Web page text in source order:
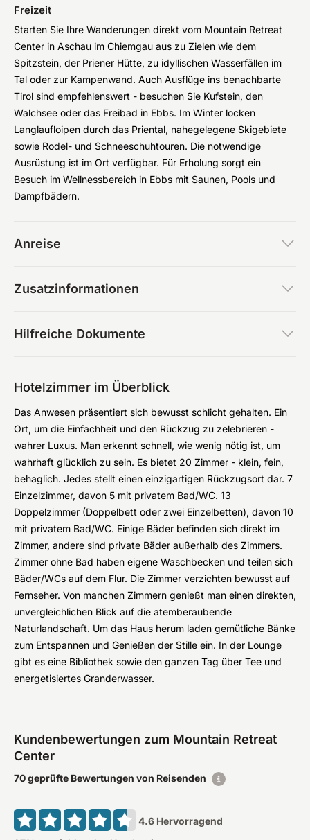
Freizeit
Starten Sie Ihre Wanderungen direkt vom Mountain Retreat
Center in Aschau im Chiemgau aus zu Zielen wie dem
Spitzstein, der Priener Hütte, zu idyllischen Wasserfällen im
Tal oder zur Kampenwand. Auch Ausflüge ins benachbarte
Tirol sind empfehlenswert - besuchen Sie Kufstein, den
Walchsee oder das Freibad in Ebbs. Im Winter locken
Langlaufloipen durch das Priental, nahegelegene Skigebiete
sowie Rodel- und Schneeschuhtouren. Die notwendige
Ausrüstung ist im Ort verfügbar. Für Erholung sorgt ein
Besuch im Wellnessbereich in Ebbs mit Saunen, Pools und
Dampfbädern.
Anreise
Zusatzinformationen
Hilfreiche Dokumente
Hotelzimmer im Überblick
Das Anwesen präsentiert sich bewusst schlicht gehalten. Ein
Ort, um die Einfachheit und den Rückzug zu zelebrieren -
wahrer Luxus. Man erkennt schnell, wie wenig nötig ist, um
wahrhaft glücklich zu sein. Es bietet 20 Zimmer - klein, fein,
behaglich. Jedes stellt einen einzigartigen Rückzugsort dar. 7
Einzelzimmer, davon 5 mit privatem Bad/WC. 13
Doppelzimmer (Doppelbett oder zwei Einzelbetten), davon 10
mit privatem Bad/WC. Einige Bäder befinden sich direkt im
Zimmer, andere sind private Bäder außerhalb des Zimmers.
Zimmer ohne Bad haben eigene Waschbecken und teilen sich
Bäder/WCs auf dem Flur. Die Zimmer verzichten bewusst auf
Fernseher. Von manchen Zimmern genießt man einen direkten,
unvergleichlichen Blick auf die atemberaubende
Naturlandschaft. Um das Haus herum laden gemütliche Bänke
zum Entspannen und Genießen der Stille ein. In der Lounge
gibt es eine Bibliothek sowie den ganzen Tag über Tee und
energetisiertes Granderwasser.
Kundenbewertungen zum Mountain Retreat
Center
70 geprüfte Bewertungen von Reisenden
4.6 Hervorragend